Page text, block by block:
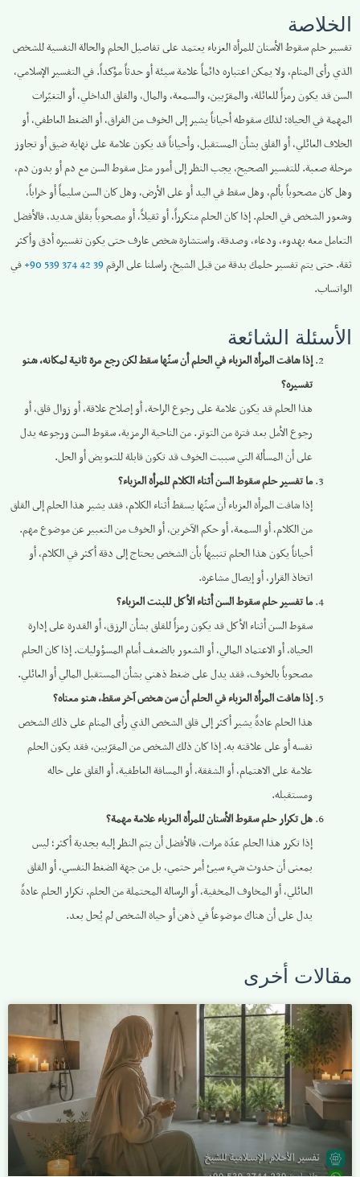
الخلاصة
تفسير حلم سقوط الأسنان للمرأة العزباء يعتمد على تفاصيل الحلم والحالة النفسية للشخص
الذي رأى المنام، ولا يمكن اعتباره دائماً علامة سيئة أو حدثاً مؤكداً. في التفسير الإسلامي،
السن قد يكون رمزاً للعائلة، والمقرّبين، والسمعة، والمال، والقلق الداخلي، أو التغيّرات
المهمة في الحياة؛ لذلك سقوطه أحياناً يشير إلى الخوف من الفراق، أو الضغط العاطفي، أو
الخلاف العائلي، أو القلق بشأن المستقبل، وأحياناً قد يكون علامة على نهاية ضيق أو تجاوز
مرحلة صعبة. للتفسير الصحيح، يجب النظر إلى أمور مثل سقوط السن مع دم أو بدون دم،
وهل كان مصحوباً بألم، وهل سقط في اليد أو على الأرض، وهل كان السن سليماً أو خراباً،
وشعور الشخص في الحلم. إذا كان الحلم متكرراً، أو ثقيلاً، أو مصحوباً بقلق شديد، فالأفضل
التعامل معه بهدوء، ودعاء، وصدقة، واستشارة شخص عارف حتى يكون تفسيره أدق وأكثر
ثقة. حتى يتم تفسير حلمك بدقة من قبل الشيخ، راسلنا على الرقم‎+90 539 374 42 39في
الواتساب.
الأسئلة الشائعة
إذا شافت المرأة العزباء في الحلم أن سنّها سقط لكن رجع مرة ثانية لمكانه، شنو
تفسيره؟
هذا الحلم قد يكون علامة على رجوع الراحة، أو إصلاح علاقة، أو زوال قلق، أو
رجوع الأمل بعد فترة من التوتر. من الناحية الرمزية، سقوط السن ورجوعه يدل
على أن المسألة التي سببت الخوف قد تكون قابلة للتعويض أو الحل.
ما تفسير حلم سقوط السن أثناء الكلام للمرأة العزباء؟
إذا شافت المرأة العزباء أن سنّها يسقط أثناء الكلام، فقد يشير هذا الحلم إلى القلق
من الكلام، أو السمعة، أو حكم الآخرين، أو الخوف من التعبير عن موضوع مهم.
أحياناً يكون هذا الحلم تنبيهاً بأن الشخص يحتاج إلى دقة أكثر في الكلام، أو
اتخاذ القرار، أو إيصال مشاعره.
ما تفسير حلم سقوط السن أثناء الأكل للبنت العزباء؟
سقوط السن أثناء الأكل قد يكون رمزاً للقلق بشأن الرزق، أو القدرة على إدارة
الحياة، أو الاعتماد المالي، أو الشعور بالضعف أمام المسؤوليات. إذا كان الحلم
مصحوباً بالخوف، فقد يدل على ضغط ذهني بشأن المستقبل المالي أو العائلي.
إذا شافت المرأة العزباء في الحلم أن سن شخص آخر سقط، شنو معناه؟
هذا الحلم عادةً يشير أكثر إلى قلق الشخص الذي رأى المنام على ذلك الشخص
نفسه أو على علاقته به. إذا كان ذلك الشخص من المقرّبين، فقد يكون الحلم
علامة على الاهتمام، أو الشفقة، أو المسافة العاطفية، أو القلق على حاله
ومستقبله.
هل تكرار حلم سقوط الأسنان للمرأة العزباء علامة مهمة؟
إذا تكرر هذا الحلم عدّة مرات، فالأفضل أن يتم النظر إليه بجدية أكثر؛ ليس
بمعنى أن حدوث شيء سيئ أمر حتمي، بل من جهة الضغط النفسي، أو القلق
العائلي، أو المخاوف المخفية، أو الرسالة المحتملة من الحلم. تكرار الحلم عادةً
يدل على أن هناك موضوعاً في ذهن أو حياة الشخص لم يُحل بعد.
مقالات أخرى